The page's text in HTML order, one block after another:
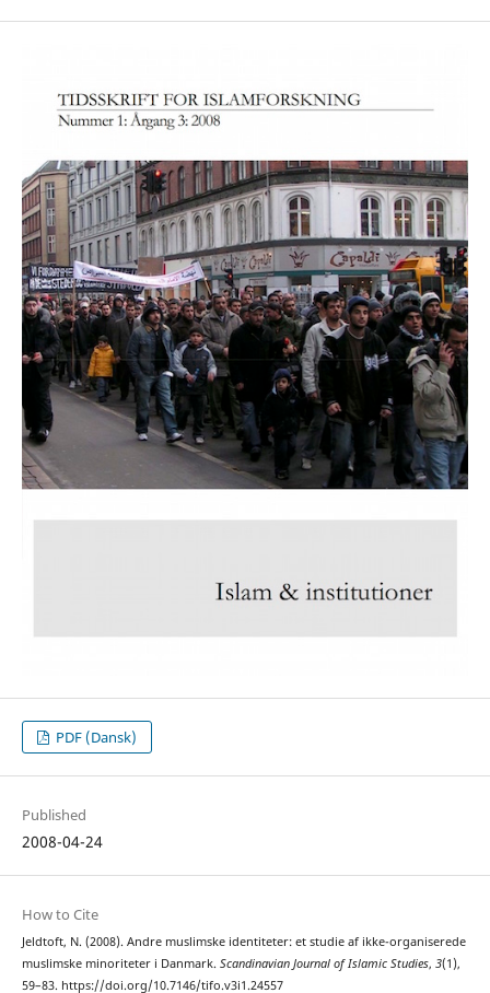
PDF (Dansk)
Published
2008-04-24
How to Cite
Jeldtoft, N. (2008). Andre muslimske identiteter: et studie af ikke-organiserede
muslimske minoriteter i Danmark. Scandinavian Journal of Islamic Studies, 3(1),
59–83. https://doi.org/10.7146/tifo.v3i1.24557